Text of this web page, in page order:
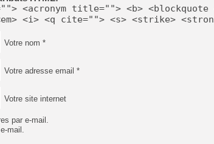
[GK] Capcom relance
[GK] Guillermo del Toro
<acronym title=""> <b> <blockquote
<i> <q cite=""> <s> <strike>
Votre nom *
Votre adresse email *
Votre site internet
par e-mail.
mail.